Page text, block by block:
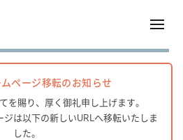
ムページ移転のお知らせ
を賜り、厚く御礼申し上げます。
ジは以下の新しいURLへ移転いたしま
した。